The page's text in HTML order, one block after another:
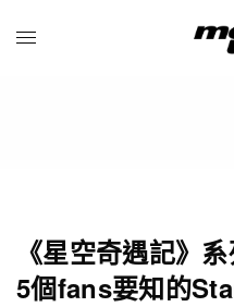
《星空奇遇記》
5個fans要知的